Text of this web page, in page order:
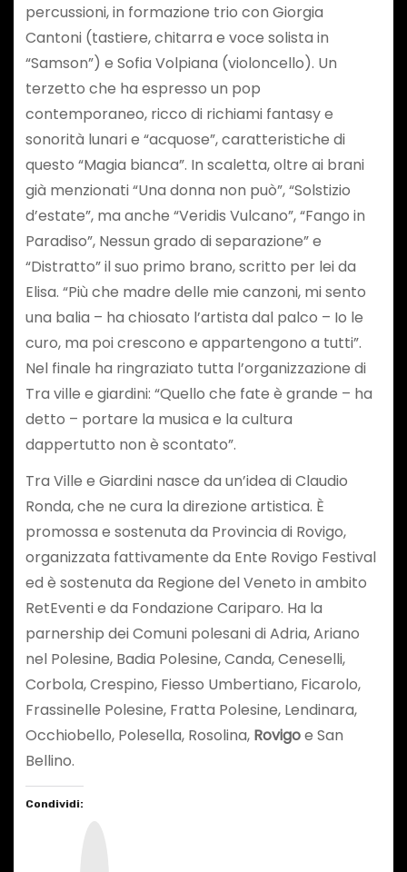
percussioni, in formazione trio con Giorgia
Cantoni (tastiere, chitarra e voce solista in
“Samson”) e Sofia Volpiana (violoncello). Un
terzetto che ha espresso un pop
contemporaneo, ricco di richiami fantasy e
sonorità lunari e “acquose”, caratteristiche di
questo “Magia bianca”. In scaletta, oltre ai brani
già menzionati “Una donna non può”, “Solstizio
d’estate”, ma anche “Veridis Vulcano”, “Fango in
Paradiso”, Nessun grado di separazione” e
“Distratto” il suo primo brano, scritto per lei da
Elisa. “Più che madre delle mie canzoni, mi sento
una balia – ha chiosato l’artista dal palco – Io le
curo, ma poi crescono e appartengono a tutti”.
Nel finale ha ringraziato tutta l’organizzazione di
Tra ville e giardini: “Quello che fate è grande – ha
detto – portare la musica e la cultura
dappertutto non è scontato”.
Tra Ville e Giardini nasce da un’idea di Claudio
Ronda, che ne cura la direzione artistica. È
promossa e sostenuta da Provincia di Rovigo,
organizzata fattivamente da Ente Rovigo Festival
ed è sostenuta da Regione del Veneto in ambito
RetEventi e da Fondazione Cariparo. Ha la
parnership dei Comuni polesani di Adria, Ariano
nel Polesine, Badia Polesine, Canda, Ceneselli,
Corbola, Crespino, Fiesso Umbertiano, Ficarolo,
Frassinelle Polesine, Fratta Polesine, Lendinara,
Occhiobello, Polesella, Rosolina, Rovigoe San
Bellino.
Condividi: